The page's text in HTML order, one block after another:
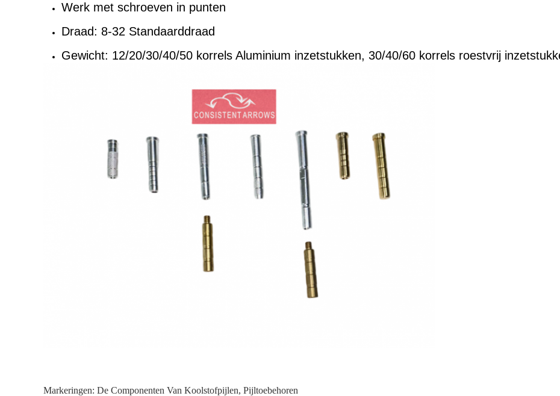
Werk met schroeven in punten
Draad: 8-32 Standaarddraad
Gewicht: 12/20/30/40/50 korrels Aluminium inzetstukken, 30/40/60 korrels roestvrij
Markeringen: De Componenten Van Koolstofpijlen, Pijltoebehoren